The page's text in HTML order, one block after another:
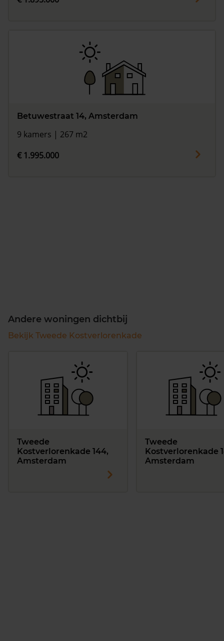
Betuwestraat 14, Amsterdam
9 kamers | 267 m2
€ 1.995.000
Andere woningen dichtbij
Bekijk Tweede Kostverlorenkade
Tweede
Kostverlorenkade 144,
Amsterdam
Tweede
Kostverlorenkade
Amsterdam